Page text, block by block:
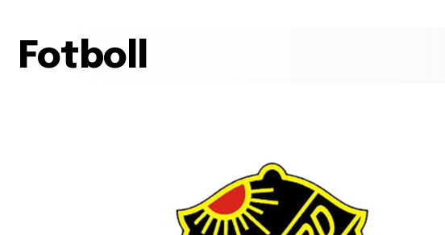
Fotboll